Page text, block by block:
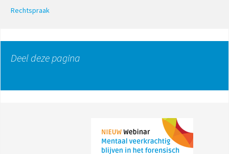
Rechtspraak
Deel deze pagina